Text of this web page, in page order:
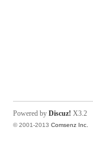
Powered by Discuz! X3.2
© 2001-2013 Comsenz Inc.